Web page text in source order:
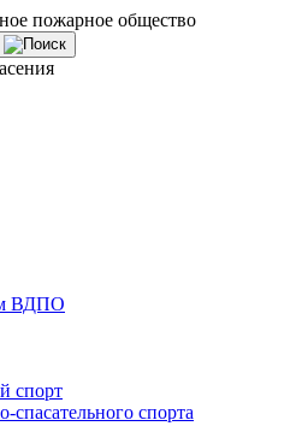
ВДПО
спорт
спасательного спорта